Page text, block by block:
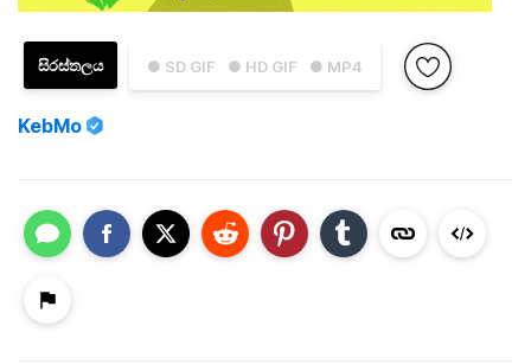
● SD GIF ● HD GIF ● MP4
සිරස්තලය
KebMo